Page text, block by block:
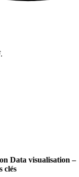
Data visualisation –
clés